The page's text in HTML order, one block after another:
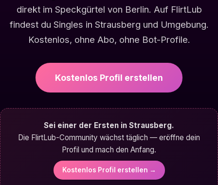
direkt im Speckgürtel von Berlin. Auf FlirtLub
findest du Singles in Strausberg und Umgebung.
Kostenlos, ohne Abo, ohne Bot-Profile.
Kostenlos Profil erstellen
Sei einer der Ersten in Strausberg.
Die FlirtLub-Community wächst täglich — eröffne dein
Profil und mach den Anfang.
Kostenlos Profil erstellen →